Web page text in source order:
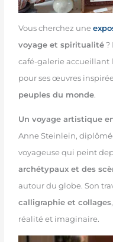
Vous cherchez une
voyage et spiritualité?
café-galerie accueillant
pour ses œuvres
peuples du monde.
Un voyage artistique
Anne Steinlein,
voyageuse qui peint
archétypaux et des
autour du globe. Son
calligraphie et collages
réalité et imaginaire.